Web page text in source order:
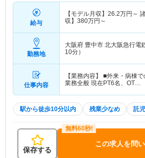
給与
【モデル月収】 26.2万円～
収】 380万円～
勤務地
大阪府 豊中市 北大阪急行電
10分）
仕事内容
【業務内容】 ■外来・病棟
業務全般 現在PT6名、OT…
駅から徒歩10分以内 残業少なめ 託
保存する
この求人を問